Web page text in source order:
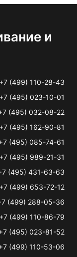
и
+7 (499) 110-28-43
+7 (495) 023-10-01
(495) 032-08-22
+7 (495) 162-90-81
(495) 085-74-61
+7 (495) 989-21-31
(495) 431-63-63
+7 (499) 653-72-12
(499) 288-05-36
+7 (499) 110-86-79
(495) 023-81-52
(499) 110-53-06